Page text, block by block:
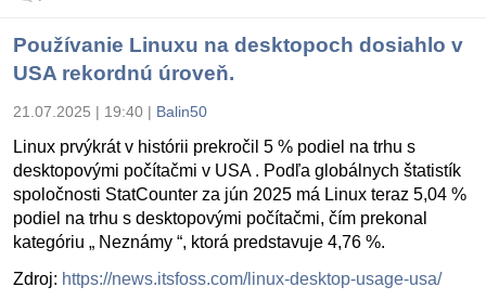
Používanie Linuxu na desktopoch dosiahlo v
USA rekordnú úroveň.
21.07.2025 | 19:40 | Balin50
Linux prvýkrát v histórii prekročil 5 % podiel na trhu s
desktopovými počítačmi v USA . Podľa globálnych štatistík
spoločnosti StatCounter za jún 2025 má Linux teraz 5,04 %
podiel na trhu s desktopovými počítačmi, čím prekonal
kategóriu „ Neznámy “, ktorá predstavuje 4,76 %.
Zdroj: https://news.itsfoss.com/linux-desktop-usage-usa/